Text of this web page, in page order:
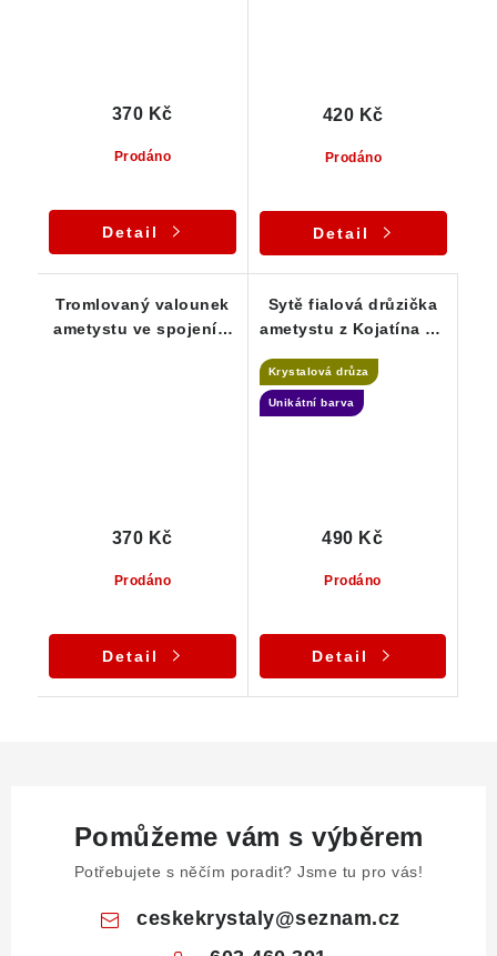
Prodáno
370 Kč
Detail
Prodáno
420 Kč
Detail
Tromlovaný valounek
ametystu ve spojení s
Prodáno
370 Kč
Detail
Sytě fialová drůzička
ametystu z Kojatína na
Krystalová drůza
Unikátní barva
Prodáno
490 Kč
Detail
Pomůžeme vám s výběrem
Potřebujete s něčím poradit? Jsme tu pro vás!
ceskekrystaly@seznam.cz